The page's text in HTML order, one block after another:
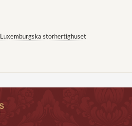
Luxemburgska storhertighuset